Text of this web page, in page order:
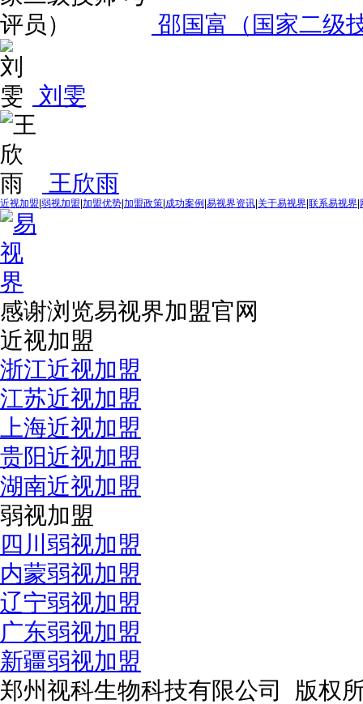
邵国富（国家二级
刘雯
王欣雨
近视加盟 弱视加盟 加盟优势 加盟政策 成功案例 易视界资讯 关于易视界 联系易视界
感谢浏览易视界加盟官网
近视加盟
浙江近视加盟
江苏近视加盟
上海近视加盟
贵阳近视加盟
湖南近视加盟
弱视加盟
四川弱视加盟
内蒙弱视加盟
辽宁弱视加盟
广东弱视加盟
新疆弱视加盟
郑州视科生物科技有限公司 版